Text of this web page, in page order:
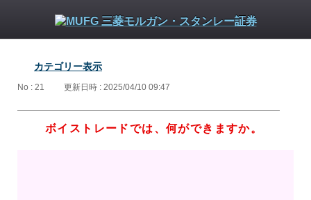
カテゴリー表示
No : 21 更新日時 : 2025/04/10 09:47
ボイストレードでは、何ができますか。